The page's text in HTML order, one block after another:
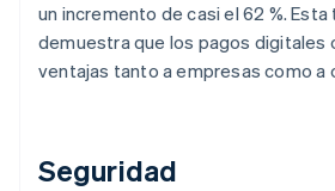
un incremento de casi el 62 %. Esta
demuestra que los pagos digitales
ventajas tanto a empresas como a
Seguridad